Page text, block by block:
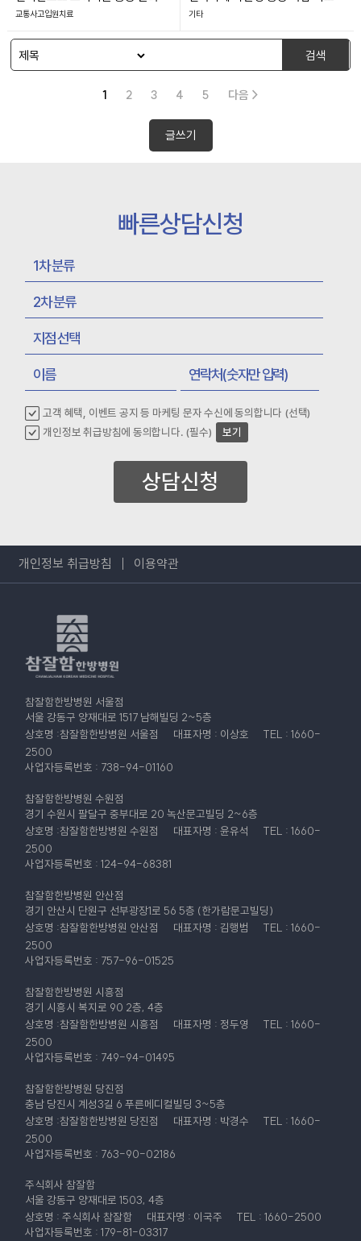
신기하고 만족스러웠던 입원 치료
교통사고입원치료
호전 사례
기타
검색
1 2 3 4 5 다음 >
글쓰기
빠른상담신청
고객 혜택, 이벤트 공지 등 마케팅 문자 수신에 동의합니다 (선택)
개인정보 취급방침에 동의합니다. (필수)
보기
상담신청
개인정보 취급방침 이용약관
참잘함한방병원 서울점
서울 강동구 양재대로 1517 남해빌딩 2~5층
상호명 :참잘함한방병원 서울점
대표자명 : 이상호
TEL : 1660-
2500
사업자등록번호 : 738-94-01160
참잘함한방병원 수원점
경기 수원시 팔달구 중부대로 20 녹산문고빌딩 2~6층
상호명 :참잘함한방병원 수원점
대표자명 : 윤유석
TEL : 1660-
2500
사업자등록번호 : 124-94-68381
참잘함한방병원 안산점
경기 안산시 단원구 선부광장1로 56 5층 (한가람문고빌딩)
상호명 :참잘함한방병원 안산점
대표자명 : 김행범
TEL : 1660-
2500
사업자등록번호 : 757-96-01525
참잘함한방병원 시흥점
경기 시흥시 복지로 90 2층, 4층
상호명 :참잘함한방병원 시흥점
대표자명 : 정두영
TEL : 1660-
2500
사업자등록번호 : 749-94-01495
참잘함한방병원 당진점
충남 당진시 계성3길 6 푸른메디컬빌딩 3~5층
상호명 :참잘함한방병원 당진점
대표자명 : 박경수
TEL : 1660-
2500
사업자등록번호 : 763-90-02186
주식회사 참잘함
서울 강동구 양재대로 1503, 4층
상호명 : 주식회사 참잘함
대표자명 : 이국주
TEL : 1660-2500
사업자등록번호 : 179-81-03317